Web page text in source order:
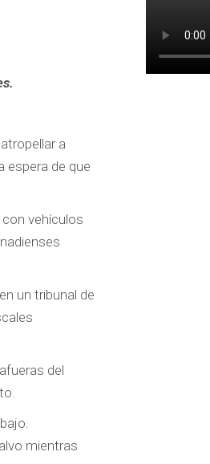
a
espera de que
vehículos
un tribunal de
del
mientras